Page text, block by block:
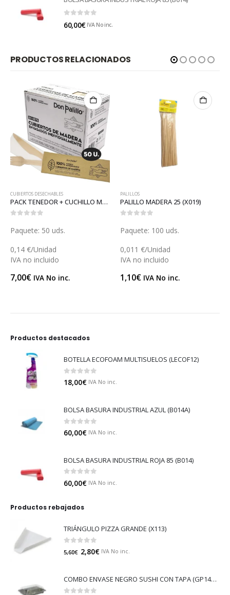
60,00€ IVA No inc.
PRODUCTOS RELACIONADOS
CUBIERTOS DESECHABLES
PACK TENEDOR + CUCHILLO MADERA +SERVILLETA (V072)
Paquete: 50 uds.
0,14 €/Unidad
IVA no incluido
7,00€ IVA No inc.
PALILLOS
PALILLO MADERA 25 (X019)
Paquete: 100 uds.
0,011 €/Unidad
IVA no incluido
1,10€ IVA No inc.
Productos destacados
BOTELLA ECOFOAM MULTISUELOS (LECOF12)
0 out of 5
18,00€ IVA No inc.
BOLSA BASURA INDUSTRIAL AZUL (B014A)
0 out of 5
60,00€ IVA No inc.
BOLSA BASURA INDUSTRIAL ROJA 85 (B014)
0 out of 5
60,00€ IVA No inc.
Productos rebajados
TRIÁNGULO PIZZA GRANDE (X113)
out of 5
5,60€ 2,80€ IVA No inc.
COMBO ENVASE NEGRO SUSHI CON TAPA (GP14529)